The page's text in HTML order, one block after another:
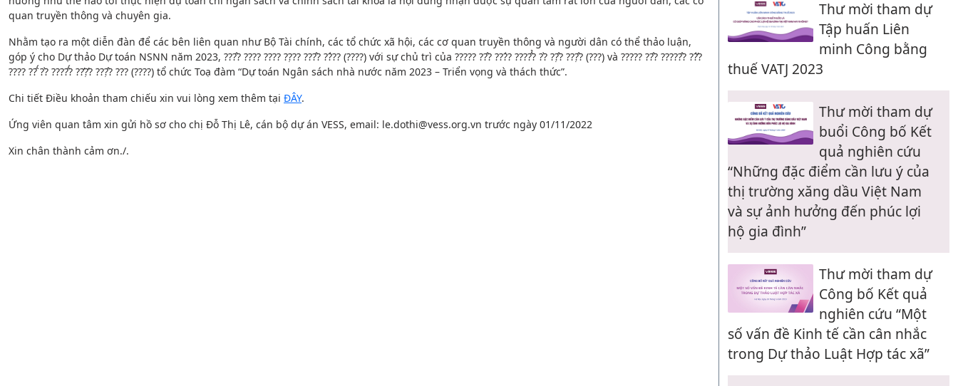
quan truyền thông và chuyên gia.
Nhằm tạo ra một diễn đàn để các bên liên quan như Bộ Tài chính, các tổ chức xã hội, các cơ quan truyền thông và người dân có thể thảo luận,
góp ý cho Dự thảo Dự toán NSNN năm 2023, ???̂? ???? ???? ??̣?? ???̂? ??́?? (????) với sự chủ trì của ????? ??̂? ???́? ????̂̉? ??̀ ??̣̂? ???̣̂? (???) và ????? ??̂? ?????̂? ??̛́?
???? ??̂́ ??̀ ????̂́? ??̛?̛̣? ???̣̂? ??? (????) tổ chức Toạ đàm “Dự toán Ngân sách nhà nước năm 2023 – Triển vọng và thách thức”.
Chi tiết Điều khoản tham chiếu xin vui lòng xem thêm tại ĐÂY.
Ứng viên quan tâm xin gửi hồ sơ cho chị Đỗ Thị Lê, cán bộ dự án VESS, email: le.dothi@vess.org.vn trước ngày 01/11/2022
Xin chân thành cảm ơn./.
Thư mời tham dự
Tập huấn Liên
minh Công bằng
thuế VATJ 2023
Thư mời tham dự
buổi Công bố Kết
quả nghiên cứu
“Những đặc điểm cần lưu ý của
thị trường xăng dầu Việt Nam
và sự ảnh hưởng đến phúc lợi
hộ gia đình”
Thư mời tham dự
Công bố Kết quả
nghiên cứu “Một
số vấn đề Kinh tế cần cân nhắc
trong Dự thảo Luật Hợp tác xã”